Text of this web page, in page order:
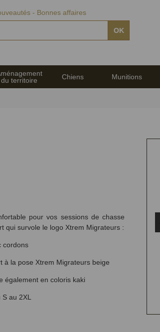
Bonnes affaires
OK
du territoire
Chiens Munitions
pour vos sessions de chasse
qui survole le logo Xtrem Migrateurs :
cordons
à la pose Xtrem Migrateurs beige
également en coloris kaki
au 2XL